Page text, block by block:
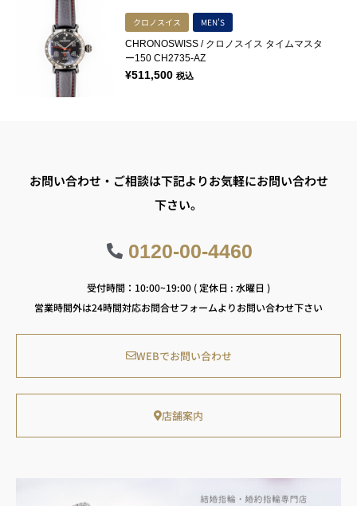
クロノスイス MEN'S
CHRONOSWISS / クロノスイス タイムマスタ
ー150 CH2735-AZ
¥511,500 税込
お問い合わせ・ご相談は下記よりお気軽にお問い合わせ
下さい。
0120-00-4460
受付時間：10:00~19:00 ( 定休日 : 水曜日 )
営業時間外は24時間対応お問合せフォームよりお問い合わせ下さい
WEBでお問い合わせ
店舗案内